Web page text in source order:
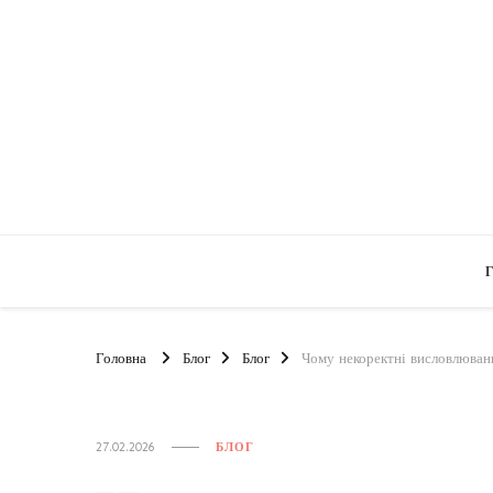
Головна Блог Блог Чому некоректні
27.02.2026 БЛОГ